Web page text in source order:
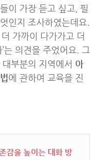
이 가장 듣고 싶고, 필
인지 조사하였는데요.
가까이 다가가고 더
는 의견을 주었어요. 그
부분의 지역에서 아
에 관하여 교육을 진
감을 높이는 대화 방